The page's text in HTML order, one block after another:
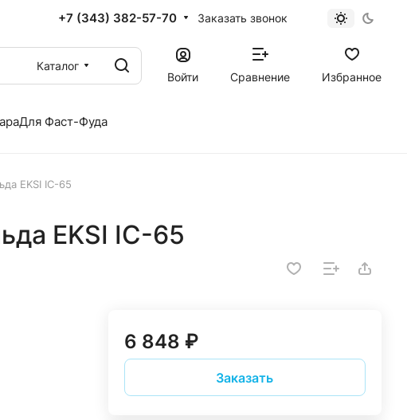
+7 (343) 382-57-70 Заказать звонок
Каталог
Войти
Сравнение Избранное
Для Фаст-Фуда
EKSI IC-65
EKSI IC-65
6 848 ₽
Заказать